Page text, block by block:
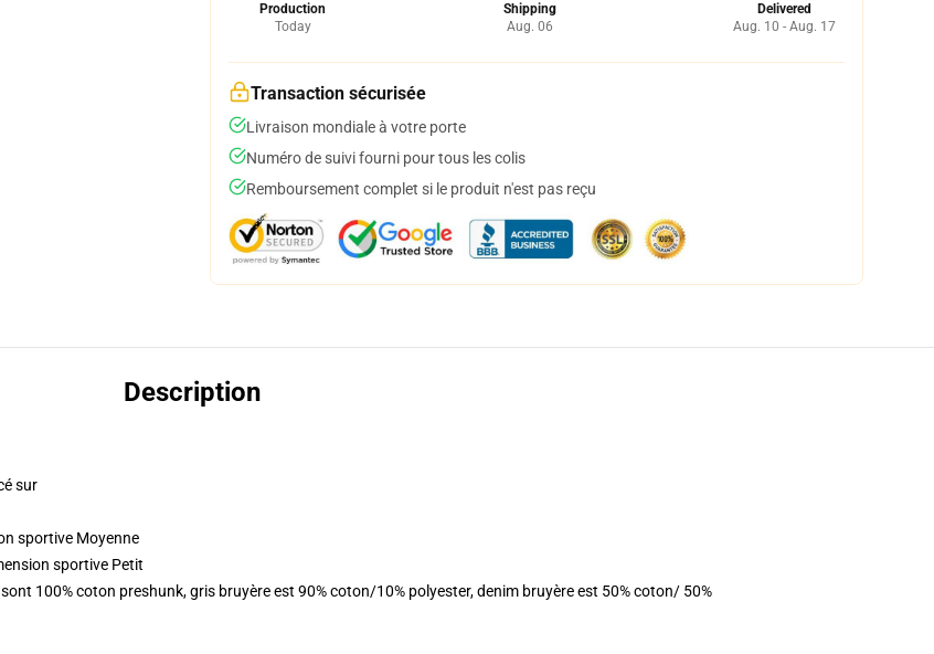
Production
Today
Shipping
Aug. 06
Delivered
Aug. 10 - Aug. 17
Transaction sécurisée
Livraison mondiale à votre porte
Numéro de suivi fourni pour tous les colis
Remboursement complet si le produit n'est pas reçu
Description
sur
sportive Moyenne
sportive Petit
100% coton preshunk, gris bruyère est 90% coton/10% polyester, denim bruyère est 50% coton/ 50%